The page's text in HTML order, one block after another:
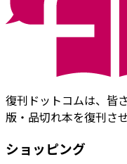
復刊ドットコムは、皆
版・品切れ本を復刊さ
ショッピング